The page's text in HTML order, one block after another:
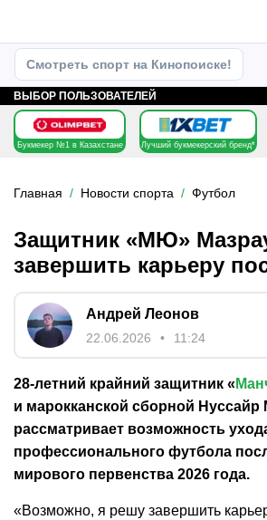
Смотреть спорт на Кинопоиске!
ВЫБОР ПОЛЬЗОВАТЕЛЕЙ
Букмекер №1 в Казахстане Лучший букмекерский бренд*
Главная Новости спорта Футбол
Защитник «МЮ»
завершить карьеру
Андрей Леонов
22.06.2026 11:24
28-летний крайний защитник «
и марокканской сборной Нуссайр
рассматривает возможность
профессионального футбола
мирового первенства 2026 года.
«Возможно, я решу завершить